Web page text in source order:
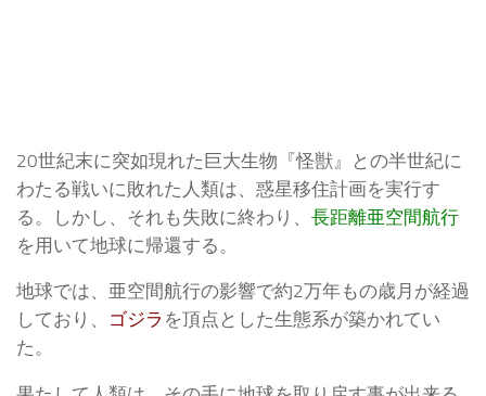
20世紀末に突如現れた巨大生物『怪獣』との半世紀に
わたる戦いに敗れた人類は、惑星移住計画を実行す
る。しかし、それも失敗に終わり、 長距離亜空間航行
を用いて地球に帰還する。
地球では、亜空間航行の影響で約2万年もの歳月が経過
しており、 ゴジラ を頂点とした生態系が築かれてい
た。